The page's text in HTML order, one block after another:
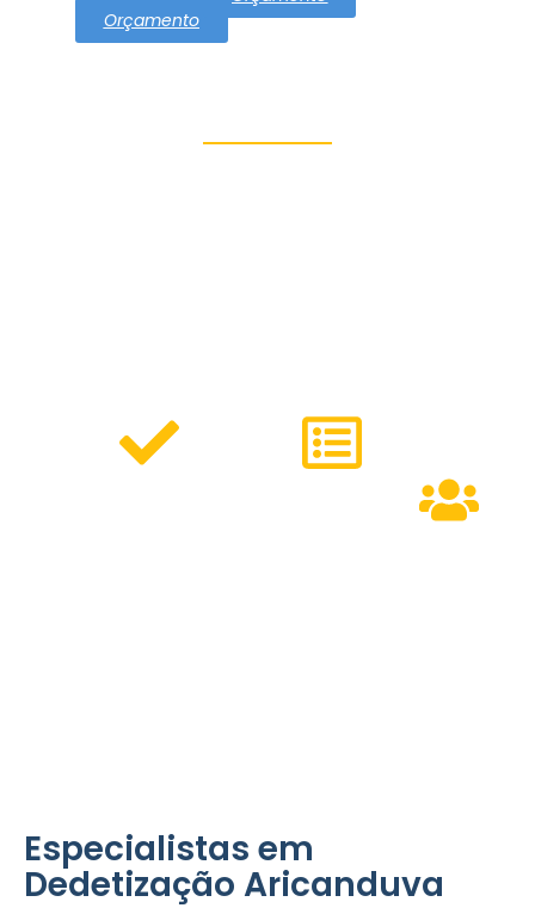
Orçamento
Especialistas em
Dedetização Aricanduva